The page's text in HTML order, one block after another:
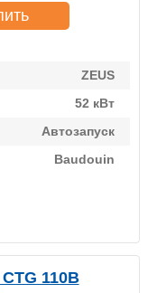
ZEUS
52 кВт
Автозапуск
Baudouin
110B